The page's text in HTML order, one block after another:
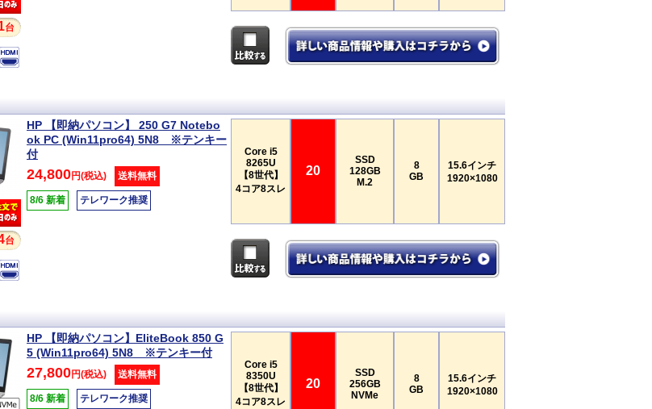
台
台
HP 【即納パソコン】 250 G7 Notebo
ok PC (Win11pro64) 5N8 ※テンキー
付
24,800円(税込) 送料無料
8/6 新着 テレワーク推奨
Core i5
8265U
【8世代】
4コア8スレ
20
SSD
128GB
M.2
8
GB
15.6インチ
1920×1080
HP 【即納パソコン】EliteBook 850 G
5 (Win11pro64) 5N8 ※テンキー付
27,800円(税込) 送料無料
8/6 新着 テレワーク推奨
Core i5
8350U
【8世代】
4コア8スレ
20
SSD
256GB
NVMe
8
GB
15.6インチ
1920×1080